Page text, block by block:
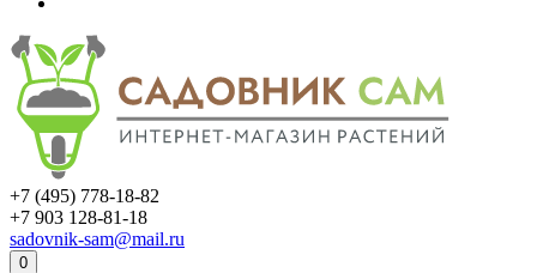
+7 (495) 778-18-82
+7 903 128-81-18
sadovnik-sam@mail.ru
0